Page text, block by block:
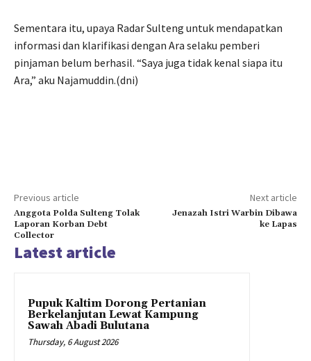
Sementara itu, upaya Radar Sulteng untuk mendapatkan
informasi dan klarifikasi dengan Ara selaku pemberi
pinjaman belum berhasil. “Saya juga tidak kenal siapa itu
Ara,” aku Najamuddin.(dni)
Previous article
Anggota Polda Sulteng Tolak
Laporan Korban Debt
Collector
Next article
Jenazah Istri Warbin Dibawa
ke Lapas
Latest article
Pupuk Kaltim Dorong Pertanian
Berkelanjutan Lewat Kampung
Sawah Abadi Bulutana
Thursday, 6 August 2026